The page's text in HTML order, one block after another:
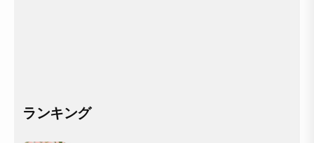
ランキング